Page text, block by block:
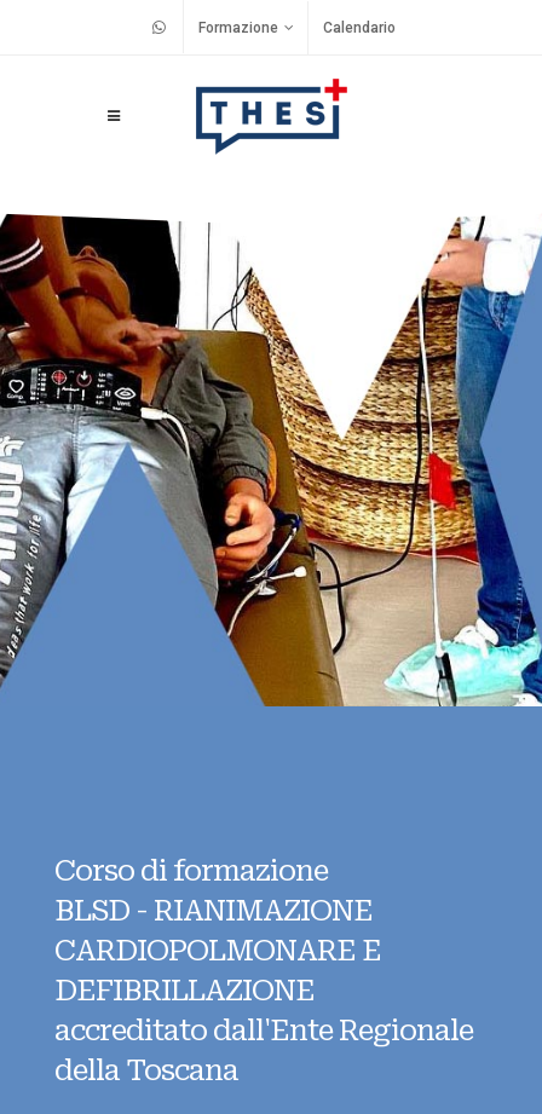
Formazione Calendario
Corso di formazione
BLSD - RIANIMAZIONE
CARDIOPOLMONARE E
DEFIBRILLAZIONE
accreditato dall'Ente Regionale
della Toscana